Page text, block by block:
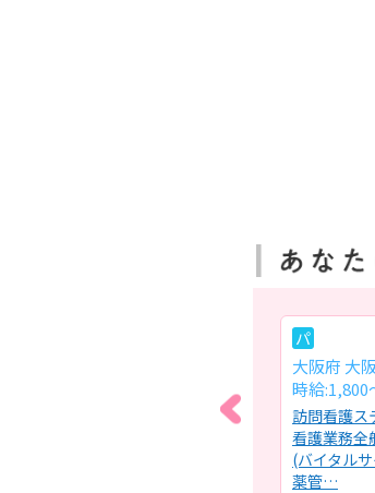
ケアミックス型病院での一
パ
大阪府 大
時給:1,800
訪問看護ス
看護業務全
(バイタル
薬管…